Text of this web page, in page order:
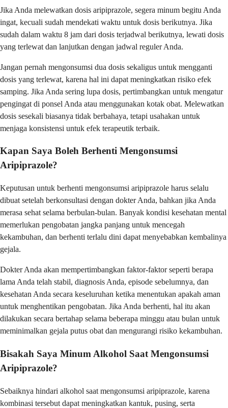
Jika Anda melewatkan dosis aripiprazole, segera minum begitu Anda
ingat, kecuali sudah mendekati waktu untuk dosis berikutnya. Jika
sudah dalam waktu 8 jam dari dosis terjadwal berikutnya, lewati dosis
yang terlewat dan lanjutkan dengan jadwal reguler Anda.
Jangan pernah mengonsumsi dua dosis sekaligus untuk mengganti
dosis yang terlewat, karena hal ini dapat meningkatkan risiko efek
samping. Jika Anda sering lupa dosis, pertimbangkan untuk mengatur
pengingat di ponsel Anda atau menggunakan kotak obat. Melewatkan
dosis sesekali biasanya tidak berbahaya, tetapi usahakan untuk
menjaga konsistensi untuk efek terapeutik terbaik.
Kapan Saya Boleh Berhenti Mengonsumsi
Aripiprazole?
Keputusan untuk berhenti mengonsumsi aripiprazole harus selalu
dibuat setelah berkonsultasi dengan dokter Anda, bahkan jika Anda
merasa sehat selama berbulan-bulan. Banyak kondisi kesehatan mental
memerlukan pengobatan jangka panjang untuk mencegah
kekambuhan, dan berhenti terlalu dini dapat menyebabkan kembalinya
gejala.
Dokter Anda akan mempertimbangkan faktor-faktor seperti berapa
lama Anda telah stabil, diagnosis Anda, episode sebelumnya, dan
kesehatan Anda secara keseluruhan ketika menentukan apakah aman
untuk menghentikan pengobatan. Jika Anda berhenti, hal itu akan
dilakukan secara bertahap selama beberapa minggu atau bulan untuk
meminimalkan gejala putus obat dan mengurangi risiko kekambuhan.
Bisakah Saya Minum Alkohol Saat Mengonsumsi
Aripiprazole?
Sebaiknya hindari alkohol saat mengonsumsi aripiprazole, karena
kombinasi tersebut dapat meningkatkan kantuk, pusing, serta